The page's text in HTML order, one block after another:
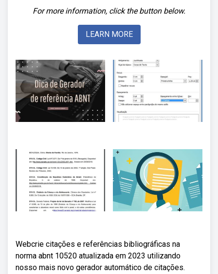
For more information, click the button below.
LEARN MORE
Webcrie citações e referências bibliográficas na
norma abnt 10520 atualizada em 2023 utilizando
nosso mais novo gerador automático de citações.